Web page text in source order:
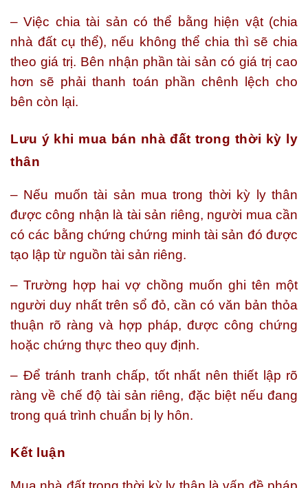
– Việc chia tài sản có thể bằng hiện vật (chia
nhà đất cụ thể), nếu không thể chia thì sẽ chia
theo giá trị. Bên nhận phần tài sản có giá trị cao
hơn sẽ phải thanh toán phần chênh lệch cho
bên còn lại.
Lưu ý khi mua bán nhà đất trong thời kỳ ly
thân
– Nếu muốn tài sản mua trong thời kỳ ly thân
được công nhận là tài sản riêng, người mua cần
có các bằng chứng chứng minh tài sản đó được
tạo lập từ nguồn tài sản riêng.
– Trường hợp hai vợ chồng muốn ghi tên một
người duy nhất trên sổ đỏ, cần có văn bản thỏa
thuận rõ ràng và hợp pháp, được công chứng
hoặc chứng thực theo quy định.
– Để tránh tranh chấp, tốt nhất nên thiết lập rõ
ràng về chế độ tài sản riêng, đặc biệt nếu đang
trong quá trình chuẩn bị ly hôn.
Kết luận